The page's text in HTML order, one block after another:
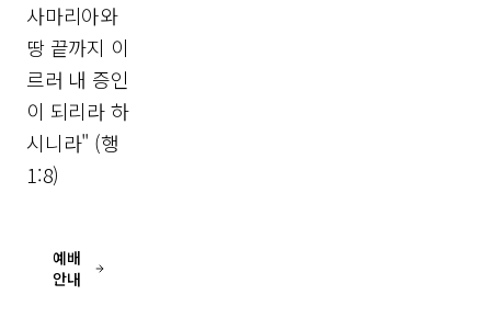
사마리아와
땅 끝까지 이
르러 내 증인
이 되리라 하
시니라" (행
1:8)
예배
안내